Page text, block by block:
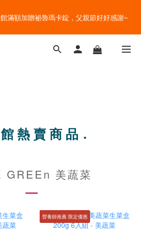
吃菜~
滿額加贈祕魯瑪卡錠，父親節好好感謝~
美蔬菜的清爽~ A+B 送購物金🎁一起好好
館 熱 賣 商 品．
GREEn 美蔬菜
營養師推薦 限定優惠